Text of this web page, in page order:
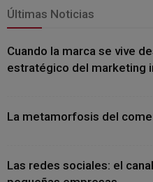
Últimas Noticias
Cuando la marca se vive
estratégico del marketing
La metamorfosis del
Las redes sociales: el